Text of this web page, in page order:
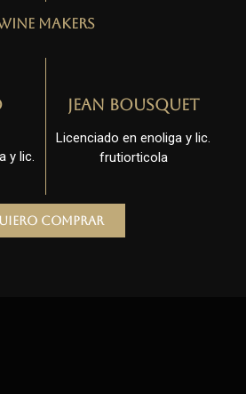
Makers
y lic.
Jean Bousquet
Licenciado en enoliga y lic.
frutiorticola
comprar